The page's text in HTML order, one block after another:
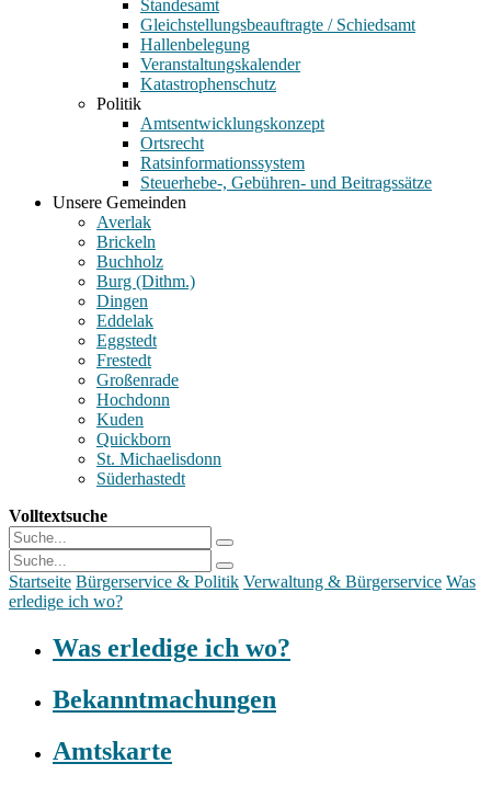
Standesamt
Gleichstellungsbeauftragte / Schiedsamt
Hallenbelegung
Veranstaltungskalender
Katastrophenschutz
Politik
Amtsentwicklungskonzept
Ortsrecht
Ratsinformationssystem
Steuerhebe-, Gebühren- und Beitragssätze
Unsere Gemeinden
Averlak
Brickeln
Buchholz
Burg (Dithm.)
Dingen
Eddelak
Eggstedt
Frestedt
Großenrade
Hochdonn
Kuden
Quickborn
St. Michaelisdonn
Süderhastedt
Volltextsuche
Startseite Bürgerservice & Politik Verwaltung & Bürgerservice Was
erledige ich wo?
Was erledige ich wo?
Bekanntmachungen
Amtskarte